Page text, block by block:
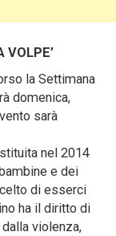
VOLPE’
la Settimana
domenica,
sarà
nel 2014
e dei
di esserci
ha il diritto di
violenza,